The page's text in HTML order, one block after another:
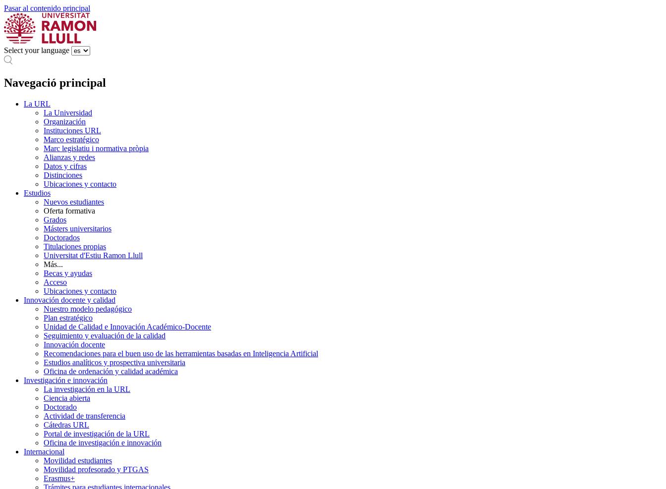
Pasar al contenido principal
Select your language
Navegació principal
La URL
La Universidad
Organización
Instituciones URL
Marco estratégico
Marc legislatiu i normativa pròpia
Alianzas y redes
Datos y cifras
Distinciones
Ubicaciones y contacto
Estudios
Nuevos estudiantes
Oferta formativa
Grados
Másters universitarios
Doctorados
Titulaciones propias
Universitat d'Estiu Ramon Llull
Más...
Becas y ayudas
Acceso
Ubicaciones y contacto
Innovación docente y calidad
Nuestro modelo pedagógico
Plan estratégico
Unidad de Calidad e Innovación Académico-Docente
Seguimiento y evaluación de la calidad
Innovación docente
Recomendaciones para el buen uso de las herramientas basadas en Inteligencia Artificial
Estudios analíticos y prospectiva universitaria
Oficina de ordenación y calidad académica
Investigación e innovación
La investigación en la URL
Ciencia abierta
Doctorado
Actividad de transferencia
Cátedras URL
Portal de investigación de la URL
Oficina de investigación e innovación
Internacional
Movilidad estudiantes
Movilidad profesorado y PTGAS
Erasmus+
Trámites para estudiantes internacionales